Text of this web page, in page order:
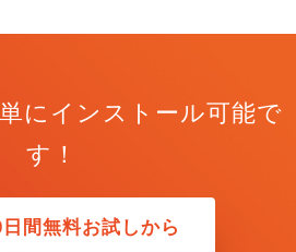
にインストール可能で
す！
間無料お試しから